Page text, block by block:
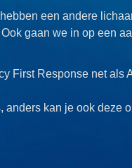
een andere
gaan we in op een
Response net als
kan je ook deze